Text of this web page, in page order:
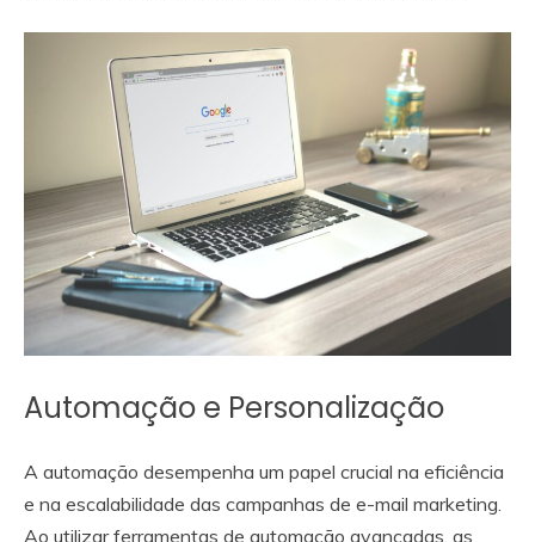
Automação e Personalização
A automação desempenha um papel crucial na eficiência
e na escalabilidade das campanhas de e-mail marketing.
Ao utilizar ferramentas de automação avançadas, as